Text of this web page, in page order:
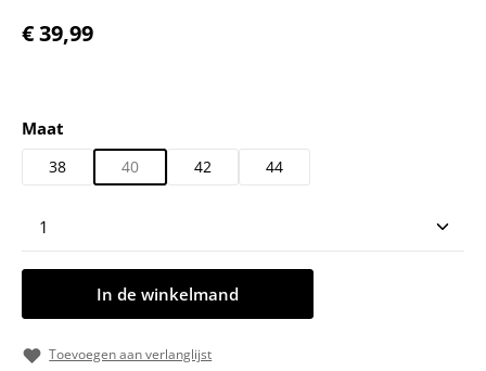
Normale prijs:
€ 39,99
Selecteer
Maat
38 40 42 44
Producthoeveelheid: Voer de gewenste
In de winkelmand
Toevoegen aan verlanglijst